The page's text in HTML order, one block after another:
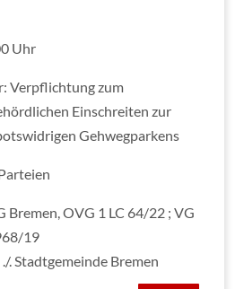
Uhr
Verpflichtung zum
Einschreiten zur
Gehwegparkens
Bremen, OVG 1 LC 64/22 ; VG
19
. Stadtgemeinde Bremen